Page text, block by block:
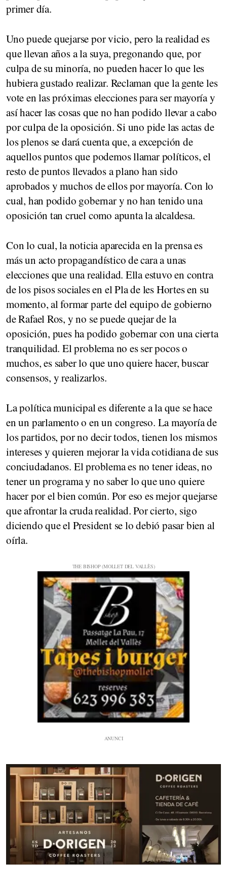
primer día.
Uno puede quejarse por vicio, pero la realidad es
que llevan años a la suya, pregonando que, por
culpa de su minoría, no pueden hacer lo que les
hubiera gustado realizar. Reclaman que la gente les
vote en las próximas elecciones para ser mayoría y
así hacer las cosas que no han podido llevar a cabo
por culpa de la oposición. Si uno pide las actas de
los plenos se dará cuenta que, a excepción de
aquellos puntos que podemos llamar políticos, el
resto de puntos llevados a plano han sido
aprobados y muchos de ellos por mayoría. Con lo
cual, han podido gobernar y no han tenido una
oposición tan cruel como apunta la alcaldesa.
Con lo cual, la noticia aparecida en la prensa es
más un acto propagandístico de cara a unas
elecciones que una realidad. Ella estuvo en contra
de los pisos sociales en el Pla de les Hortes en su
momento, al formar parte del equipo de gobierno
de Rafael Ros, y no se puede quejar de la
oposición, pues ha podido gobernar con una cierta
tranquilidad. El problema no es ser pocos o
muchos, es saber lo que uno quiere hacer, buscar
consensos, y realizarlos.
La política municipal es diferente a la que se hace
en un parlamento o en un congreso. La mayoría de
los partidos, por no decir todos, tienen los mismos
intereses y quieren mejorar la vida cotidiana de sus
conciudadanos. El problema es no tener ideas, no
tener un programa y no saber lo que uno quiere
hacer por el bien común. Por eso es mejor quejarse
que afrontar la cruda realidad. Por cierto, sigo
diciendo que el President se lo debió pasar bien al
oírla.